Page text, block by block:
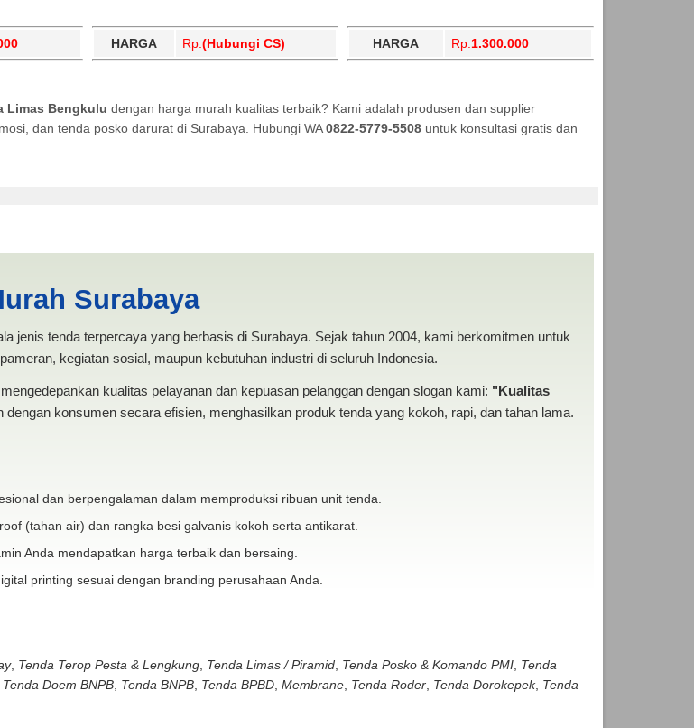
HARGA Rp. (Hubungi CS) HARGA Rp. 1.300.000
Limas Bengkulu dengan harga murah kualitas terbaik? Kami adalah produsen dan supplier
dan tenda posko darurat di Surabaya. Hubungi WA0822-5779-5508untuk konsultasi gratis dan
Surabaya
jenis tenda terpercaya yang berbasis di Surabaya. Sejak tahun 2004, kami berkomitmen untuk
kegiatan sosial, maupun kebutuhan industri di seluruh Indonesia.
kualitas pelayanan dan kepuasan pelanggan dengan slogan kami: "Kualitas
dengan konsumen secara efisien, menghasilkan produk tenda yang kokoh, rapi, dan tahan lama.
dan berpengalaman dalam memproduksi ribuan unit tenda.
(tahan air) dan rangka besi galvanis kokoh serta antikarat.
Anda mendapatkan harga terbaik dan bersaing.
printing sesuai dengan branding perusahaan Anda.
, Tenda Terop Pesta & Lengkung, Tenda Limas / Piramid, Tenda Posko & Komando PMI, Tenda
Tenda Doem BNPB, Tenda BNPB, Tenda BPBD, Membrane, Tenda Roder, Tenda Dorokepek, Tenda